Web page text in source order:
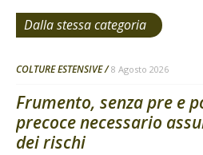
Dalla stessa categoria
COLTURE ESTENSIVE 8 Agosto 2026
Frumento, senza pre e
precoce necessario
dei rischi